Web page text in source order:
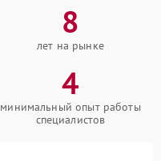
8
лет на рынке
4
минимальный опыт работы
специалистов